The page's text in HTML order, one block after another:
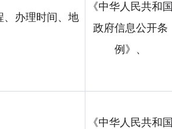
、办理时间、地
《中华人民共和国
政府信息公开条
例》、
《中华人民共和国